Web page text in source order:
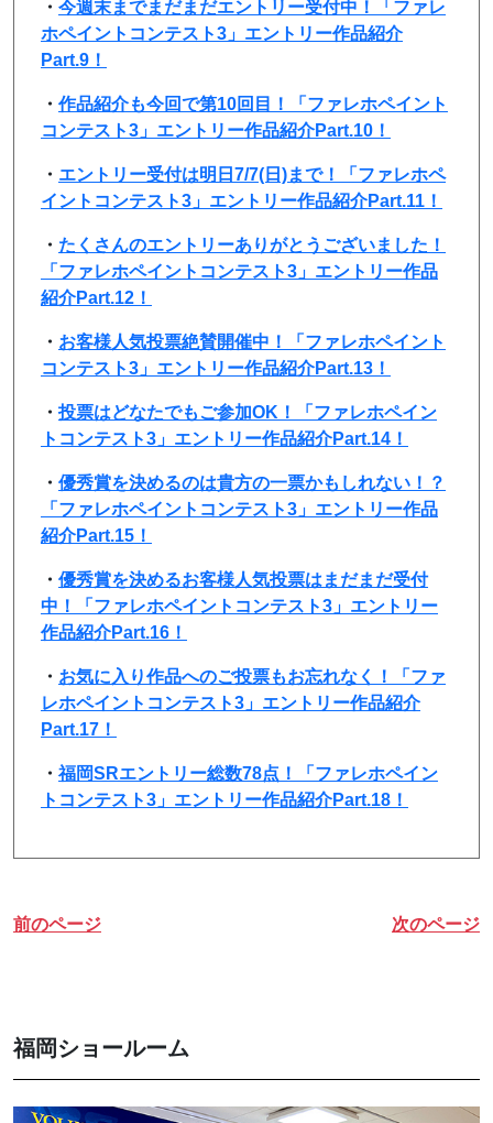
・ 今週末までまだまだエントリー受付中！「ファレ
ホペイントコンテスト3」エントリー作品紹介
Part.9！
・ 作品紹介も今回で第10回目！「ファレホペイント
コンテスト3」エントリー作品紹介Part.10！
・ エントリー受付は明日7/7(日)まで！「ファレホペ
イントコンテスト3」エントリー作品紹介Part.11！
・ たくさんのエントリーありがとうございました！
「ファレホペイントコンテスト3」エントリー作品
紹介Part.12！
・ お客様人気投票絶賛開催中！「ファレホペイント
コンテスト3」エントリー作品紹介Part.13！
・ 投票はどなたでもご参加OK！「ファレホペイン
トコンテスト3」エントリー作品紹介Part.14！
・ 優秀賞を決めるのは貴方の一票かもしれない！？
「ファレホペイントコンテスト3」エントリー作品
紹介Part.15！
・ 優秀賞を決めるお客様人気投票はまだまだ受付
中！「ファレホペイントコンテスト3」エントリー
作品紹介Part.16！
・ お気に入り作品へのご投票もお忘れなく！「ファ
レホペイントコンテスト3」エントリー作品紹介
Part.17！
・ 福岡SRエントリー総数78点！「ファレホペイン
トコンテスト3」エントリー作品紹介Part.18！
前のページ 次のページ
福岡ショールーム